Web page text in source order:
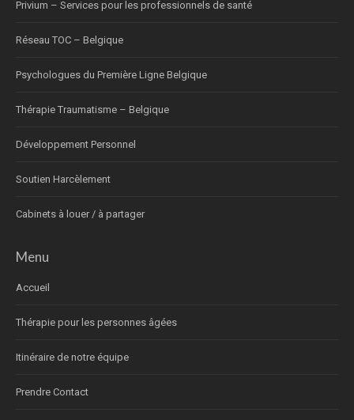
Privium – Services pour les professionnels de santé
Réseau TOC – Belgique
Psychologues du Première Ligne Belgique
Thérapie Traumatisme – Belgique
Développement Personnel
Soutien Harcèlement
Cabinets à louer / à partager
Menu
Accueil
Thérapie pour les personnes âgées
Itinéraire de notre équipe
Prendre Contact